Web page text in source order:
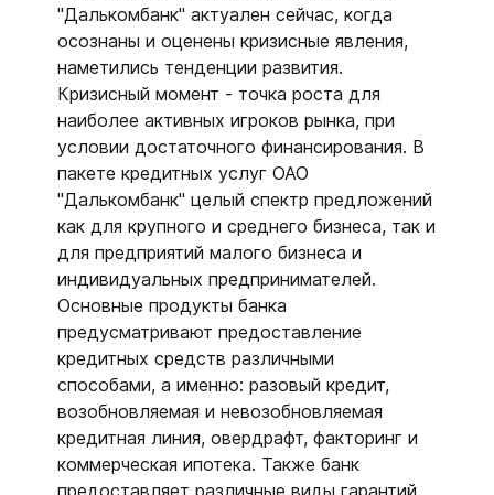
"Далькомбанк" актуален сейчас, когда
осознаны и оценены кризисные явления,
наметились тенденции развития.
Кризисный момент - точка роста для
наиболее активных игроков рынка, при
условии достаточного финансирования. В
пакете кредитных услуг ОАО
"Далькомбанк" целый спектр предложений
как для крупного и среднего бизнеса, так и
для предприятий малого бизнеса и
индивидуальных предпринимателей.
Основные продукты банка
предусматривают предоставление
кредитных средств различными
способами, а именно: разовый кредит,
возобновляемая и невозобновляемая
кредитная линия, овердрафт, факторинг и
коммерческая ипотека. Также банк
предоставляет различные виды гарантий.